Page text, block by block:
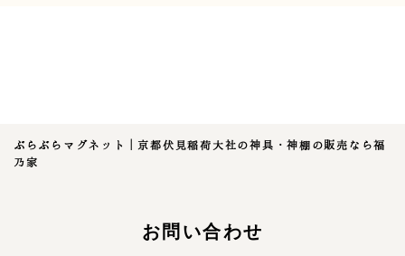
ぶらぶらマグネット｜京都伏見稲荷大社の神具・神棚の販売なら福
乃家
お問い合わせ